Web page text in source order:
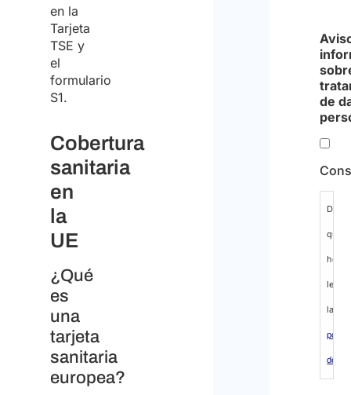
en la
Tarjeta
TSE y
el
formulario
S1.
Cobertura
sanitaria
en
la
UE
¿Qué
es
una
tarjeta
sanitaria
europea?
de
que
he
leído
la
de